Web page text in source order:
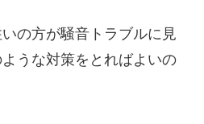
の方が騒音トラブルに見
うな対策をとればよいの